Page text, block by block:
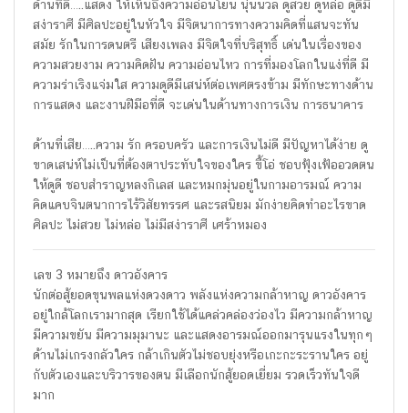
ด้านที่ดี…..แสดง ให้เห็นถึงความอ่อนโยน นุ่นนวล ดูสวย ดูหล่อ ดูดีมี
สง่าราศี มีศิลปะอยู่ในหัวใจ มีจิตนาการทางความคิดที่แสนจะทัน
สมัย รักในการดนตรี เสียงเพลง มีจิตใจที่บริสุทธิ์ เด่นในเรื่องของ
ความสวยงาม ความคิดฝัน ความอ่อนไหว การที่มองโลกในแง่ที่ดี มี
ความร่าเริงแจ่มใส ความดูดีมีเสน่ห์ต่อเพศตรงข้าม มีทักษะทางด้าน
การแสดง และงานฝีมือที่ดี จะเด่นในด้านทางการเงิน การธนาคาร
ด้านที่เสีย…..ความ รัก ครอบครัว และการเงินไม่ดี มีปัญหาได้ง่าย ดู
ขาดเสน่ห์ไม่เป็นที่ต้องตาประทับใจของใคร ขี้โอ่ ชอบฟุ้งเฟ้ออวดตน
ให้ดูดี ชอบสำราญหลงกิเลส และหมกมุ่นอยู่ในกามอารมณ์ ความ
คิดแคบจินตนาการไร้วิสัยทรรศ และรสนิยม มักง่ายคิดทำอะไรขาด
ศิลปะ ไม่สวย ไม่หล่อ ไม่มีสง่าราศี เศร้าหมอง
เลข 3 หมายถึง ดาวอังคาร
นักต่อสู้ยอดขุนพลแห่งดวงดาว พลังแห่งความกล้าหาญ ดาวอังคาร
อยู่ใกล้โลกเรามากสุด เรียกใช้ได้แคล่วคล่องว่องไว มีความกล้าหาญ
มีความขยัน มีความมุมานะ และแสดงอารมณ์ออกมารุนแรงในทุกๆ
ด้านไม่เกรงกลัวใคร กล้าเกินตัวไม่ชอบยุ่งหรือเกะกะระรานใคร อยู่
กับตัวเองและบริวารของตน มีเลือกนักสู้ยอดเยี่ยม รวดเร็วทันใจดี
มาก